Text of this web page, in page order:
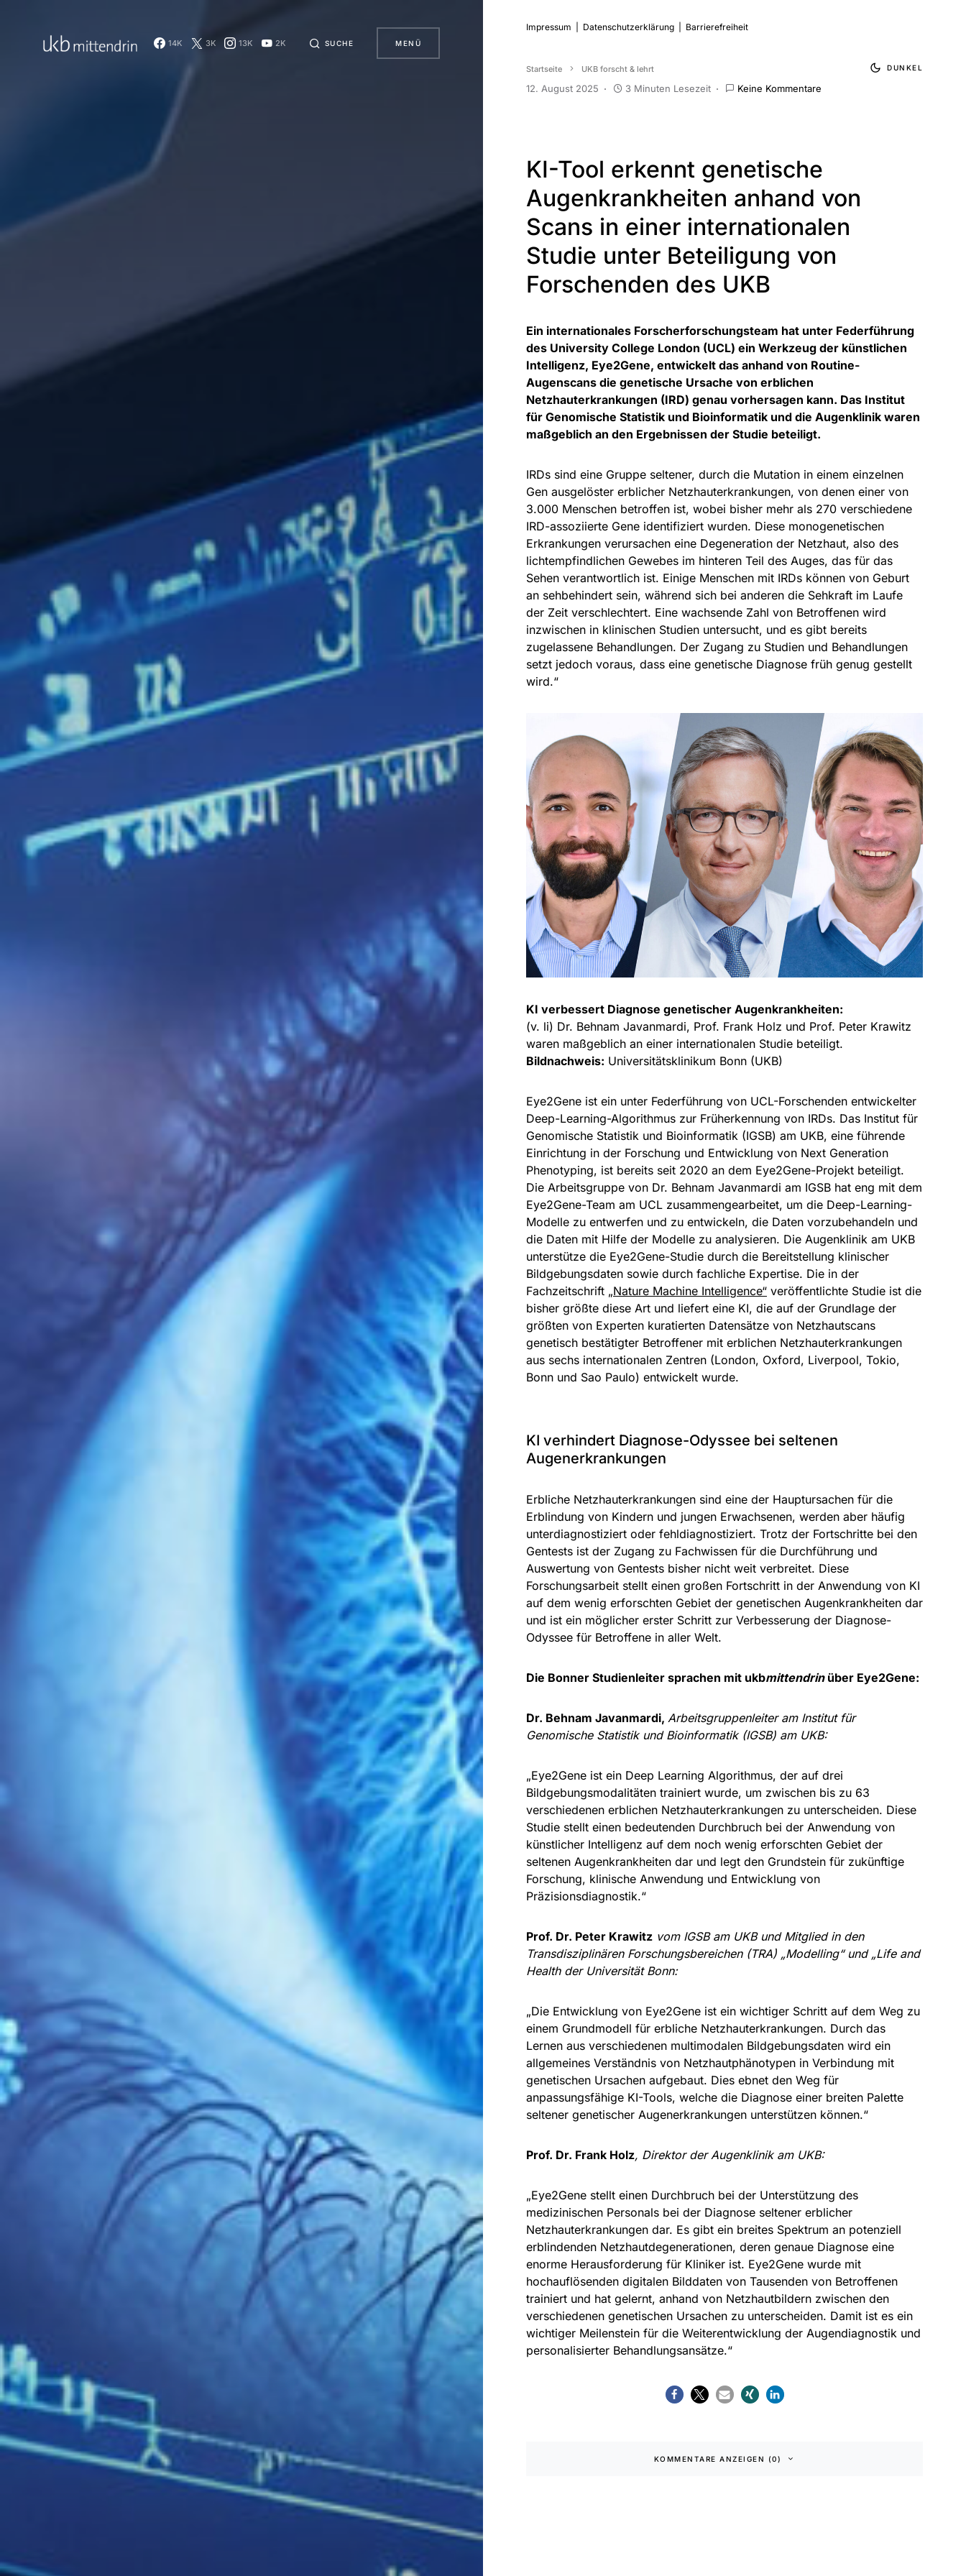
14K 3K 13K 2K SUCHE MENÜ
Impressum Datenschutzerklärung Barrierefreiheit
Startseite UKB forscht & lehrt
12. August 2025 3 Minuten Lesezeit Keine Kommentare
DUNKEL
KI-Tool erkennt genetische
Augenkrankheiten anhand von
Scans in einer internationalen
Studie unter Beteiligung von
Forschenden des UKB
Ein internationales Forscherforschungsteam hat unter Federführung
des University College London (UCL) ein Werkzeug der künstlichen
Intelligenz, Eye2Gene, entwickelt das anhand von Routine-
Augenscans die genetische Ursache von erblichen
Netzhauterkrankungen (IRD) genau vorhersagen kann. Das Institut
für Genomische Statistik und Bioinformatik und die Augenklinik waren
maßgeblich an den Ergebnissen der Studie beteiligt.
IRDs sind eine Gruppe seltener, durch die Mutation in einem einzelnen
Gen ausgelöster erblicher Netzhauterkrankungen, von denen einer von
3.000 Menschen betroffen ist, wobei bisher mehr als 270 verschiedene
IRD-assoziierte Gene identifiziert wurden. Diese monogenetischen
Erkrankungen verursachen eine Degeneration der Netzhaut, also des
lichtempfindlichen Gewebes im hinteren Teil des Auges, das für das
Sehen verantwortlich ist. Einige Menschen mit IRDs können von Geburt
an sehbehindert sein, während sich bei anderen die Sehkraft im Laufe
der Zeit verschlechtert. Eine wachsende Zahl von Betroffenen wird
inzwischen in klinischen Studien untersucht, und es gibt bereits
zugelassene Behandlungen. Der Zugang zu Studien und Behandlungen
setzt jedoch voraus, dass eine genetische Diagnose früh genug gestellt
wird.“
KI verbessert Diagnose genetischer Augenkrankheiten:
(v. li) Dr. Behnam Javanmardi, Prof. Frank Holz und Prof. Peter Krawitz
waren maßgeblich an einer internationalen Studie beteiligt.
Bildnachweis: Universitätsklinikum Bonn (UKB)
Eye2Gene ist ein unter Federführung von UCL-Forschenden entwickelter
Deep-Learning-Algorithmus zur Früherkennung von IRDs. Das Institut für
Genomische Statistik und Bioinformatik (IGSB) am UKB, eine führende
Einrichtung in der Forschung und Entwicklung von Next Generation
Phenotyping, ist bereits seit 2020 an dem Eye2Gene-Projekt beteiligt.
Die Arbeitsgruppe von Dr. Behnam Javanmardi am IGSB hat eng mit dem
Eye2Gene-Team am UCL zusammengearbeitet, um die Deep-Learning-
Modelle zu entwerfen und zu entwickeln, die Daten vorzubehandeln und
die Daten mit Hilfe der Modelle zu analysieren. Die Augenklinik am UKB
unterstütze die Eye2Gene-Studie durch die Bereitstellung klinischer
Bildgebungsdaten sowie durch fachliche Expertise. Die in der
Fachzeitschrift „Nature Machine Intelligence“ veröffentlichte Studie ist die
bisher größte diese Art und liefert eine KI, die auf der Grundlage der
größten von Experten kuratierten Datensätze von Netzhautscans
genetisch bestätigter Betroffener mit erblichen Netzhauterkrankungen
aus sechs internationalen Zentren (London, Oxford, Liverpool, Tokio,
Bonn und Sao Paulo) entwickelt wurde.
KI verhindert Diagnose-Odyssee bei seltenen
Augenerkrankungen
Erbliche Netzhauterkrankungen sind eine der Hauptursachen für die
Erblindung von Kindern und jungen Erwachsenen, werden aber häufig
unterdiagnostiziert oder fehldiagnostiziert. Trotz der Fortschritte bei den
Gentests ist der Zugang zu Fachwissen für die Durchführung und
Auswertung von Gentests bisher nicht weit verbreitet. Diese
Forschungsarbeit stellt einen großen Fortschritt in der Anwendung von KI
auf dem wenig erforschten Gebiet der genetischen Augenkrankheiten dar
und ist ein möglicher erster Schritt zur Verbesserung der Diagnose-
Odyssee für Betroffene in aller Welt.
Die Bonner Studienleiter sprachen mit ukbmittendrin über Eye2Gene:
Dr. Behnam Javanmardi, Arbeitsgruppenleiter am Institut für
Genomische Statistik und Bioinformatik (IGSB) am UKB:
„Eye2Gene ist ein Deep Learning Algorithmus, der auf drei
Bildgebungsmodalitäten trainiert wurde, um zwischen bis zu 63
verschiedenen erblichen Netzhauterkrankungen zu unterscheiden. Diese
Studie stellt einen bedeutenden Durchbruch bei der Anwendung von
künstlicher Intelligenz auf dem noch wenig erforschten Gebiet der
seltenen Augenkrankheiten dar und legt den Grundstein für zukünftige
Forschung, klinische Anwendung und Entwicklung von
Präzisionsdiagnostik.“
Prof. Dr. Peter Krawitz vom IGSB am UKB und Mitglied in den
Transdisziplinären Forschungsbereichen (TRA) „Modelling“ und „Life and
Health der Universität Bonn:
„Die Entwicklung von Eye2Gene ist ein wichtiger Schritt auf dem Weg zu
einem Grundmodell für erbliche Netzhauterkrankungen. Durch das
Lernen aus verschiedenen multimodalen Bildgebungsdaten wird ein
allgemeines Verständnis von Netzhautphänotypen in Verbindung mit
genetischen Ursachen aufgebaut. Dies ebnet den Weg für
anpassungsfähige KI-Tools, welche die Diagnose einer breiten Palette
seltener genetischer Augenerkrankungen unterstützen können.“
Prof. Dr. Frank Holz, Direktor der Augenklinik am UKB:
„Eye2Gene stellt einen Durchbruch bei der Unterstützung des
medizinischen Personals bei der Diagnose seltener erblicher
Netzhauterkrankungen dar. Es gibt ein breites Spektrum an potenziell
erblindenden Netzhautdegenerationen, deren genaue Diagnose eine
enorme Herausforderung für Kliniker ist. Eye2Gene wurde mit
hochauflösenden digitalen Bilddaten von Tausenden von Betroffenen
trainiert und hat gelernt, anhand von Netzhautbildern zwischen den
verschiedenen genetischen Ursachen zu unterscheiden. Damit ist es ein
wichtiger Meilenstein für die Weiterentwicklung der Augendiagnostik und
personalisierter Behandlungsansätze.“
KOMMENTARE ANZEIGEN (0)